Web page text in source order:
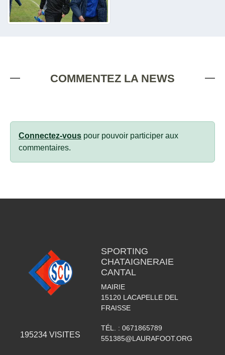
COMMENTEZ LA NEWS
Connectez-vous pour pouvoir participer aux
commentaires.
195234 VISITES
SPORTING
CHATAIGNERAIE
CANTAL
MAIRIE
15120 LACAPELLE DEL
FRAISSE
TÉL. : 0671865789
551385@LAURAFOOT.ORG